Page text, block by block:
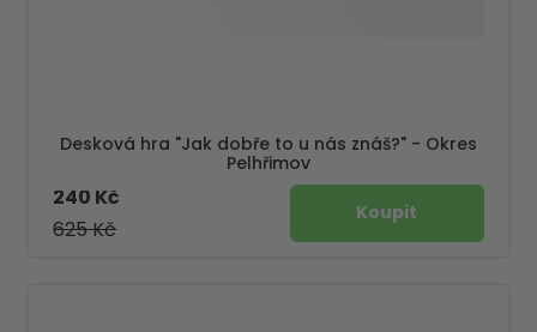
Desková hra "Jak dobře to u nás znáš?" - Okres
Pelhřimov
625 Kč
240 Kč